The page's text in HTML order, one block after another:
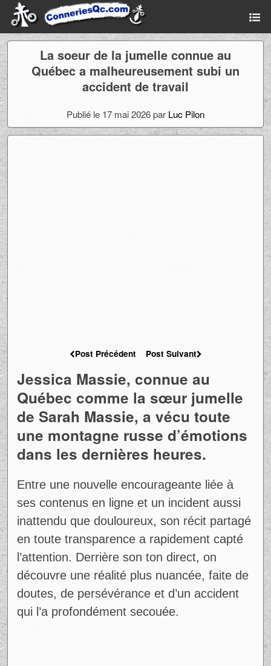
La soeur de la jumelle connue au
Québec a malheureusement subi un
accident de travail
Publié le 17 mai 2026 par Luc Pilon
Post Précédent Post Suivant
Jessica Massie, connue au
Québec comme la sœur jumelle
de Sarah Massie, a vécu toute
une montagne russe d’émotions
dans les dernières heures.
Entre une nouvelle encourageante liée à
ses contenus en ligne et un incident aussi
inattendu que douloureux, son récit partagé
en toute transparence a rapidement capté
l’attention. Derrière son ton direct, on
découvre une réalité plus nuancée, faite de
doutes, de persévérance et d’un accident
qui l’a profondément secouée.